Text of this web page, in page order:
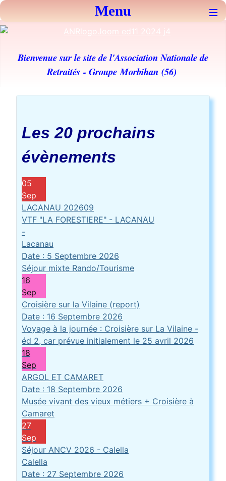
Bienvenue sur le site de l'Association Nationale de
Retraités - Groupe Morbihan (56)
Les 20 prochains
évènements
05
Sep
LACANAU 202609
VTF "LA FORESTIERE" - LACANAU
-
Lacanau
Date : 5 Septembre 2026
Séjour mixte Rando/Tourisme
16
Sep
Croisière sur la Vilaine (report)
Date : 16 Septembre 2026
Voyage à la journée : Croisière sur La Vilaine -
éd 2, car prévue initialement le 25 avril 2026
18
Sep
ARGOL ET CAMARET
Date : 18 Septembre 2026
Musée vivant des vieux métiers + Croisière à
Camaret
27
Sep
Séjour ANCV 2026 - Calella
Calella
Date : 27 Septembre 2026
Menu ≡